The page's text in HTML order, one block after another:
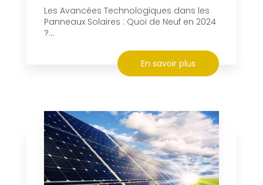
Les Avancées Technologiques dans les
Panneaux Solaires : Quoi de Neuf en 2024
?...
En savoir plus